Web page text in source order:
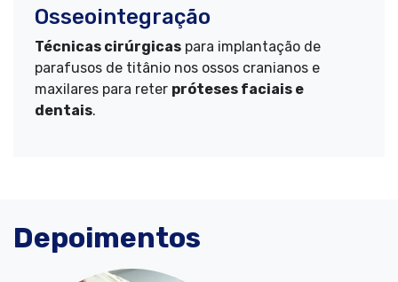
Osseointegração
Técnicas cirúrgicas para implantação de
parafusos de titânio nos ossos cranianos e
maxilares para reter próteses faciais e
dentais.
Depoimentos